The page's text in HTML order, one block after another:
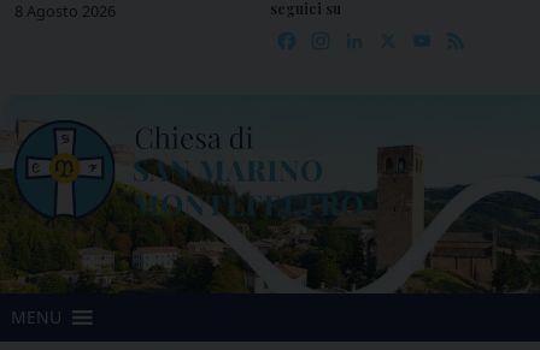
Skip8 Agosto 2026 seguici su
Facebook
Instagram
LinkedIn YouTube
MENU